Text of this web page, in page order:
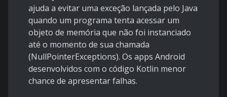
ajuda a evitar uma exceção lançada pelo Java
quando um programa tenta acessar um
objeto de memória que não foi instanciado
até o momento de sua chamada
(NullPointerExceptions). Os apps Android
desenvolvidos com o código Kotlin menor
chance de apresentar falhas.